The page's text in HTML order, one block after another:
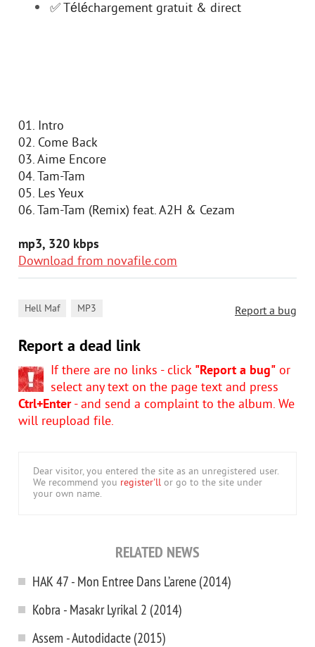
✅ Téléchargement gratuit & direct
01. Intro
02. Come Back
03. Aime Encore
04. Tam-Tam
05. Les Yeux
06. Tam-Tam (Remix) feat. A2H & Cezam
mp3, 320 kbps
Download from novafile.com
Report a bug
Hell Maf MP3
Report a dead link
If there are no links - click "Report a bug" or
select any text on the page text and press
Ctrl+Enter- and send a complaint to the album. We
will reupload file.
Dear visitor, you entered the site as an unregistered user.
We recommend you register'll or go to the site under
your own name.
RELATED NEWS
HAK 47 - Mon Entree Dans L’arene (2014)
Kobra - Masakr Lyrikal 2 (2014)
Assem - Autodidacte (2015)